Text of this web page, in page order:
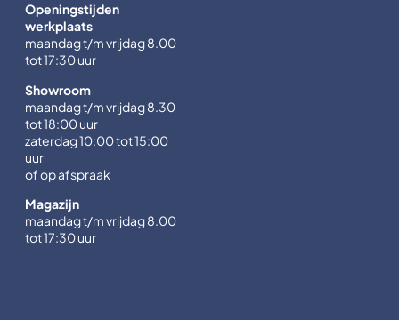
Openingstijden
werkplaats
maandag t/m vrijdag 8.00
tot 17:30 uur
Showroom
maandag t/m vrijdag 8.30
tot 18:00 uur
zaterdag 10:00 tot 15:00
uur
of op afspraak
Magazijn
maandag t/m vrijdag 8.00
tot 17:30 uur